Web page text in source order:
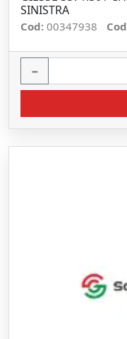
SINISTRA
Cod: 00347938
−